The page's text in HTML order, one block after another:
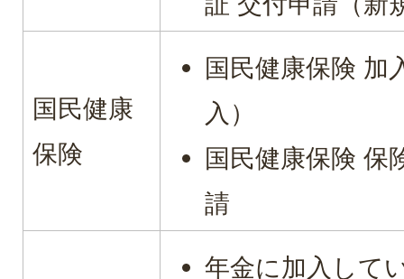
国民健康
保険
国民健康保険 加
入）
国民健康保険 保
請
年金に加入して